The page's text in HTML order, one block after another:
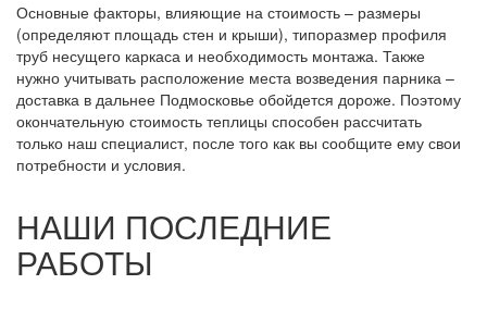
Основные факторы, влияющие на стоимость – размеры
(определяют площадь стен и крыши), типоразмер профиля
труб несущего каркаса и необходимость монтажа. Также
нужно учитывать расположение места возведения парника –
доставка в дальнее Подмосковье обойдется дороже. Поэтому
окончательную стоимость теплицы способен рассчитать
только наш специалист, после того как вы сообщите ему свои
потребности и условия.
НАШИ ПОСЛЕДНИЕ
РАБОТЫ